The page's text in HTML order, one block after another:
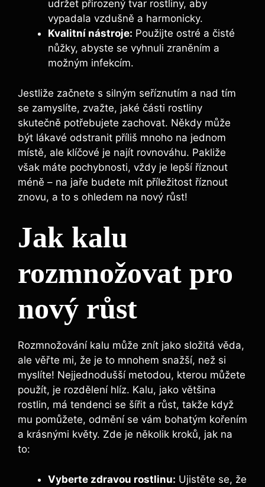
udržet přirozený tvar rostliny, aby
vypadala‍ vzdušně a⁢ harmonicky.
Kvalitní‍ nástroje: Použijte ostré a čisté
nůžky, abyste se vyhnuli‍ zraněním a
možným infekcím.
Jestliže začnete s silným seříznutím a nad tím
se zamyslíte, zvažte, jaké části rostliny
skutečně potřebujete zachovat. Někdy ⁢může
být lákavé ⁢odstranit příliš mnoho⁢ na jednom⁢
místě, ale ‍klíčové je najít rovnováhu. Pakliže
však máte pochybnosti, vždy je lepší ​říznout
méně – na jaře budete mít příležitost říznout
znovu, a to s ⁤ohledem na nový růst!
Jak kalu
rozmnožovat pro
nový růst
Rozmnožování kalu může znít ‍jako složitá věda,
ale věřte mi, že je to mnohem snažší, než si
myslíte! Nejjednodušší metodou, kterou můžete
použít, je rozdělení hlíz. Kalu, jako většina
rostlin, má tendenci ​se šířit a růst, takže když⁢
mu pomůžete, ‍odmění se vám bohatým kořením
a krásnými květy. ‍Zde je několik kroků, jak na
to:
Vyberte zdravou rostlinu: ⁢Ujistěte se, že